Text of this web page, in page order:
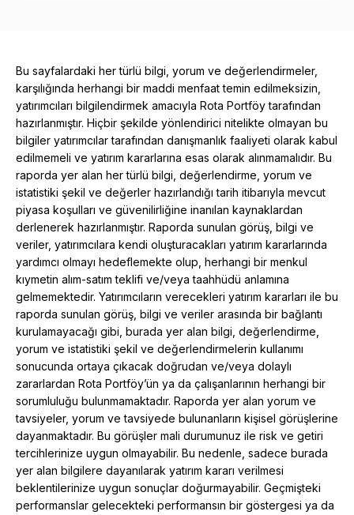
Bu sayfalardaki her türlü bilgi, yorum ve değerlendirmeler,
karşılığında herhangi bir maddi menfaat temin edilmeksizin,
yatırımcıları bilgilendirmek amacıyla Rota Portföy tarafından
hazırlanmıştır. Hiçbir şekilde yönlendirici nitelikte olmayan bu
bilgiler yatırımcılar tarafından danışmanlık faaliyeti olarak kabul
edilmemeli ve yatırım kararlarına esas olarak alınmamalıdır. Bu
raporda yer alan her türlü bilgi, değerlendirme, yorum ve
istatistiki şekil ve değerler hazırlandığı tarih itibarıyla mevcut
piyasa koşulları ve güvenilirliğine inanılan kaynaklardan
derlenerek hazırlanmıştır. Raporda sunulan görüş, bilgi ve
veriler, yatırımcılara kendi oluşturacakları yatırım kararlarında
yardımcı olmayı hedeflemekte olup, herhangi bir menkul
kıymetin alım-satım teklifi ve/veya taahhüdü anlamına
gelmemektedir. Yatırımcıların verecekleri yatırım kararları ile bu
raporda sunulan görüş, bilgi ve veriler arasında bir bağlantı
kurulamayacağı gibi, burada yer alan bilgi, değerlendirme,
yorum ve istatistiki şekil ve değerlendirmelerin kullanımı
sonucunda ortaya çıkacak doğrudan ve/veya dolaylı
zararlardan Rota Portföy’ün ya da çalışanlarının herhangi bir
sorumluluğu bulunmamaktadır. Raporda yer alan yorum ve
tavsiyeler, yorum ve tavsiyede bulunanların kişisel görüşlerine
dayanmaktadır. Bu görüşler mali durumunuz ile risk ve getiri
tercihlerinize uygun olmayabilir. Bu nedenle, sadece burada
yer alan bilgilere dayanılarak yatırım kararı verilmesi
beklentilerinize uygun sonuçlar doğurmayabilir. Geçmişteki
performanslar gelecekteki performansın bir göstergesi ya da